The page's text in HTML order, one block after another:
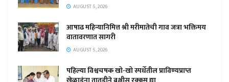
AUGUST 5, 2026
आषाढ महिन्यानिमित्त श्री मरीमातेची गाव जत्रा भक्तिमय
वातावरणात सागरी
AUGUST 5, 2026
पहिल्या विश्वचषक खो-खो स्पर्धेतील प्राविण्यप्राप्त